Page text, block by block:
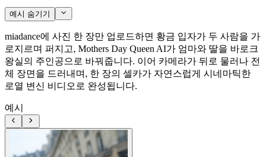
예시 숨기기
miadance에 사진 한 장만 업로드하면 황금 입자가 두 사람을 가
로지르며 퍼지고, Mothers Day Queen AI가 엄마와 딸을 바로크
왕실의 주인공으로 바꿔줍니다. 이어 카메라가 뒤로 물러나 전
체 장면을 드러내며, 한 장의 셀카가 자연스럽게 시네마틱한
로열 변신 비디오로 완성됩니다.
예시